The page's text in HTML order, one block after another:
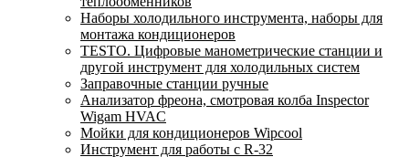
Наборы холодильного инструмента, наборы для
монтажа кондиционеров
TESTO. Цифровые манометрические станции и
другой инструмент для холодильных систем
Заправочные станции ручные
Анализатор фреона, смотровая колба Inspector
Wigam HVAC
Мойки для кондиционеров Wipcool
Инструмент для работы с R-32